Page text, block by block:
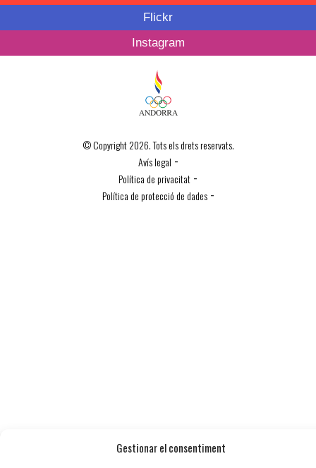
Gestionar el consentiment
Flickr
Instagram
© Copyright 2026. Tots els drets reservats.
Avís legal -
Política de privacitat -
Política de protecció de dades-